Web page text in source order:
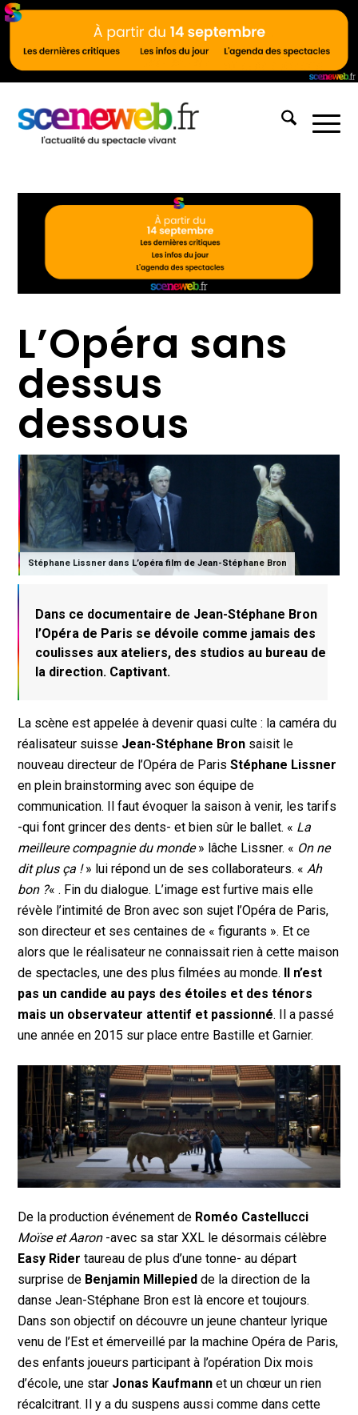
L’Opéra sans
dessus
dessous
Stéphane Lissner dans L’opéra film de Jean-Stéphane Bron
Dans ce documentaire de Jean-Stéphane Bron
l’Opéra de Paris se dévoile comme jamais des
coulisses aux ateliers, des studios au bureau de
la direction. Captivant.
La scène est appelée à devenir quasi culte : la caméra du
réalisateur suisse Jean-Stéphane Bron saisit le
nouveau directeur de l’Opéra de ParisStéphane Lissner
en plein brainstorming avec son équipe de
communication. Il faut évoquer la saison à venir, les tarifs
-qui font grincer des dents- et bien sûr le ballet. « La
meilleure compagnie du monde» lâche Lissner. « On ne
dit plus ça !» lui répond un de ses collaborateurs. «Ah
bon ?« . Fin du dialogue. L’image est furtive mais elle
révèle l’intimité de Bron avec son sujet l’Opéra de Paris,
son directeur et ses centaines de « figurants ». Et ce
alors que le réalisateur ne connaissait rien à cette maison
de spectacles, une des plus filmées au monde.
Il n’est
pas un candide au pays des étoiles et des ténors
mais un observateur attentif et passionné. Il a passé
une année en 2015 sur place entre Bastille et Garnier.
De la production événement de Roméo Castellucci
Moïse et Aaron-avec sa star XXL le désormais célèbre
Easy Rider taureau de plus d’une tonne- au départ
surprise de Benjamin Millepied de la direction de la
danse Jean-Stéphane Bron est là encore et toujours.
Dans son objectif on découvre un jeune chanteur lyrique
venu de l’Est et émerveillé par la machine Opéra de Paris,
des enfants joueurs participant à l’opération Dix mois
d’école, une star Jonas Kaufmann et un chœur un rien
récalcitrant. Il y a du suspens aussi comme dans cette